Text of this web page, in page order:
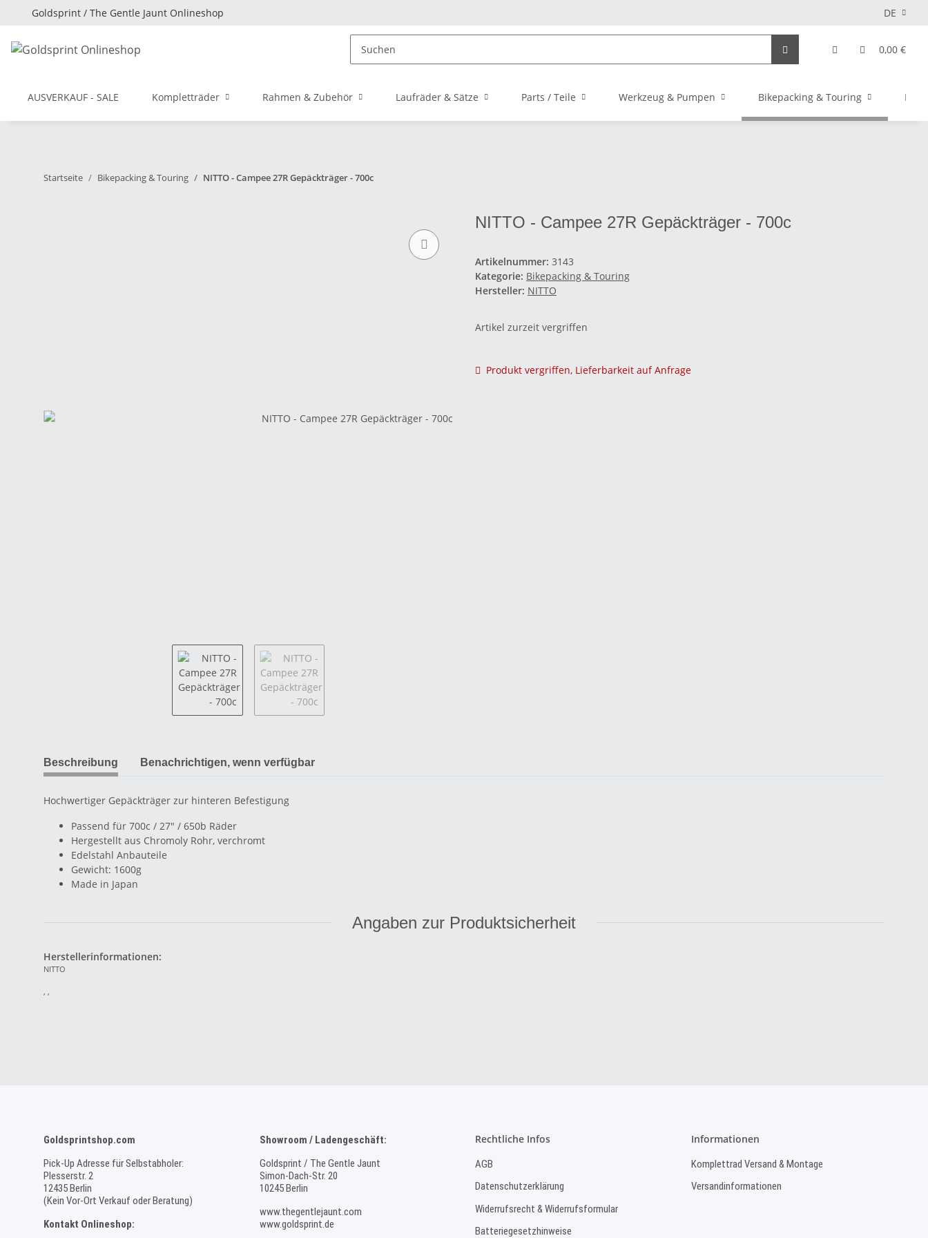
DE
Goldsprint / The Gentle Jaunt Onlineshop
0,00 €
AUSVERKAUF - SALE Kompletträder Rahmen & Zubehör Laufräder & Sätze Parts / Teile Werkzeug & Pumpen Bikepacking & Touring
Startseite Bikepacking & Touring NITTO - Campee 27R Gepäckträger - 700c
NITTO - Campee 27R Gepäckträger - 700c
Artikelnummer: 3143
Kategorie: Bikepacking & Touring
Hersteller: NITTO
Artikel zurzeit vergriffen
Produkt vergriffen, Lieferbarkeit auf Anfrage
Beschreibung Benachrichtigen, wenn verfügbar
Hochwertiger Gepäckträger zur hinteren Befestigung
Passend für 700c / 27" / 650b Räder
Hergestellt aus Chromoly Rohr, verchromt
Edelstahl Anbauteile
Gewicht: 1600g
Made in Japan
Angaben zur Produktsicherheit
Herstellerinformationen:
NITTO
Goldsprintshop.com
Pick-Up Adresse für Selbstabholer:
Plesserstr. 2
12435 Berlin
(Kein Vor-Ort Verkauf oder Beratung)
Kontakt Onlineshop:
Showroom / Ladengeschäft:
Goldsprint / The Gentle Jaunt
Simon-Dach-Str. 20
10245 Berlin
www.thegentlejaunt.com
www.goldsprint.de
Rechtliche Infos
AGB
Datenschutzerklärung
Widerrufsrecht & Widerrufsformular
Batteriegesetzhinweise
Informationen
Komplettrad Versand & Montage
Versandinformationen